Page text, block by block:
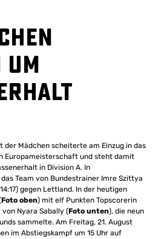
der Mädchen scheiterte am Einzug in das
Europameisterschaft und steht damit
in Division A. In
Team von Bundestrainer Imre Szittya
14:17) gegen Lettland. In der heutigen
Foto oben) mit elf Punkten Topscorerin
Nyara Sabally (Foto unten), die neun
sammelte. Am Freitag, 21. August
im Abstiegskampf um 15 Uhr auf